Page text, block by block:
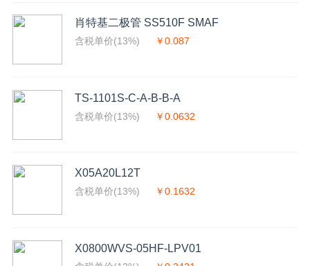
肖特基二极管 SS510F SMAF
含税单价(13%) ￥0.087
TS-1101S-C-A-B-B-A
含税单价(13%) ￥0.0632
X05A20L12T
含税单价(13%) ￥0.1632
X0800WVS-05HF-LPV01